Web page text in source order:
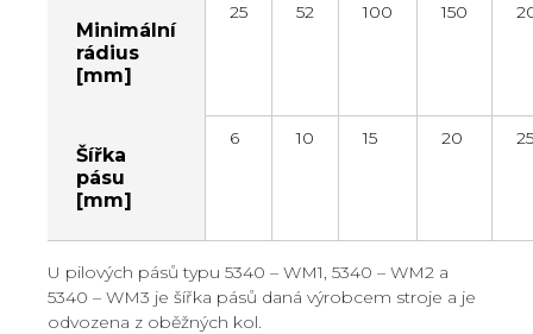
Minimální
rádius
[mm]
25 52 100 150
Šířka
pásu
[mm]
6 10 15 20 25
U pilových pásů typu 5340 – WM1, 5340 – WM2 a
5340 – WM3 je šířka pásů daná výrobcem stroje a je
odvozena z oběžných kol.